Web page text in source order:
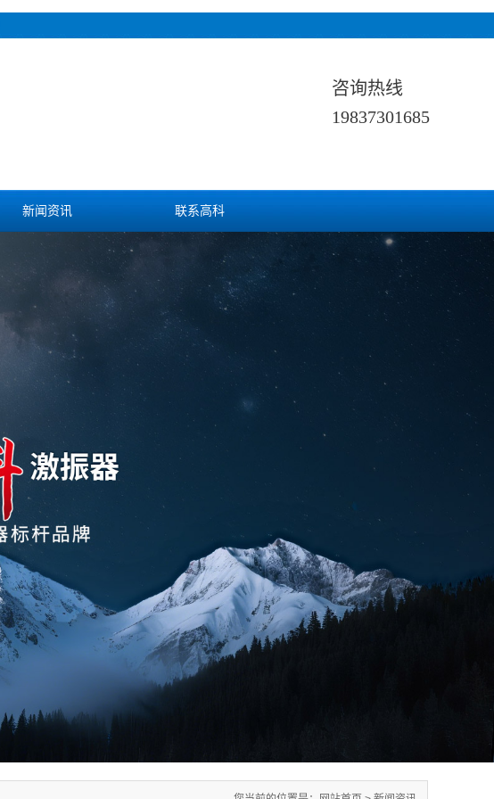
咨询热线
19837301685
新闻资讯 联系高科